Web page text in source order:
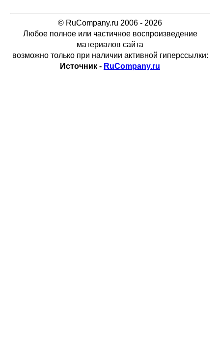
© RuCompany.ru 2006 - 2026
Любое полное или частичное воспроизведение
материалов сайта
возможно только при наличии активной гиперссылки:
Источник - RuCompany.ru